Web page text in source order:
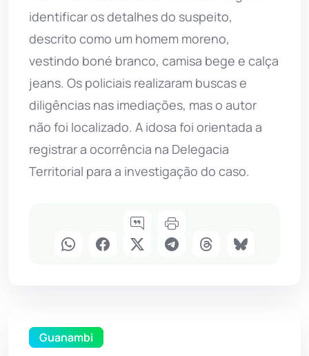
identificar os detalhes do suspeito,
descrito como um homem moreno,
vestindo boné branco, camisa bege e calça
jeans. Os policiais realizaram buscas e
diligências nas imediações, mas o autor
não foi localizado. A idosa foi orientada a
registrar a ocorrência na Delegacia
Territorial para a investigação do caso.
Guanambi